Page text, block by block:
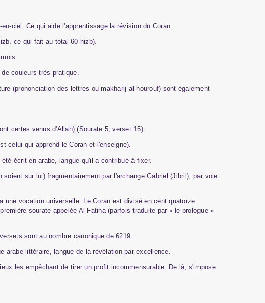
ciel. Ce qui aide l'apprentissage la révision du Coran.
ce qui fait au total 60 hizb).
couleurs très pratique.
(prononciation des lettres ou makharij al hourouf) sont également
certes venus d'Allah) (Sourate 5, verset 15).
celui qui apprend le Coran et l'enseigne).
été écrit en arabe, langue qu'il a contribué à fixer.
sur lui) fragmentairement par l'archange Gabriel (Jibril), par voie
une vocation universelle. Le Coran est divisé en cent quatorze
sourate appelée Al Fatiha (parfois traduite par « le prologue »
sont au nombre canonique de 6219.
arabe littéraire, langue de la révélation par excellence.
les empêchant de tirer un profit incommensurable. De là, s'impose